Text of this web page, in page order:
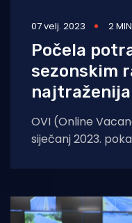
07 velj. 2023 2
Počela
sezonskim
OVI (Online
siječanj 2023.